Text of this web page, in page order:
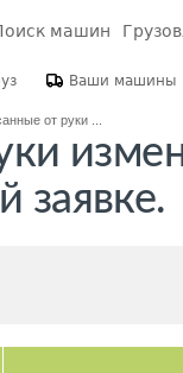
машин
Ваши машины
от руки ...
заявке.